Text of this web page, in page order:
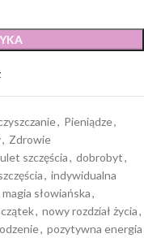
, Pieniądze,
, Zdrowie
szczęścia, dobrobyt,
, indywidualna
magia słowiańska,
, nowy rozdział życia,
, pozytywna energia